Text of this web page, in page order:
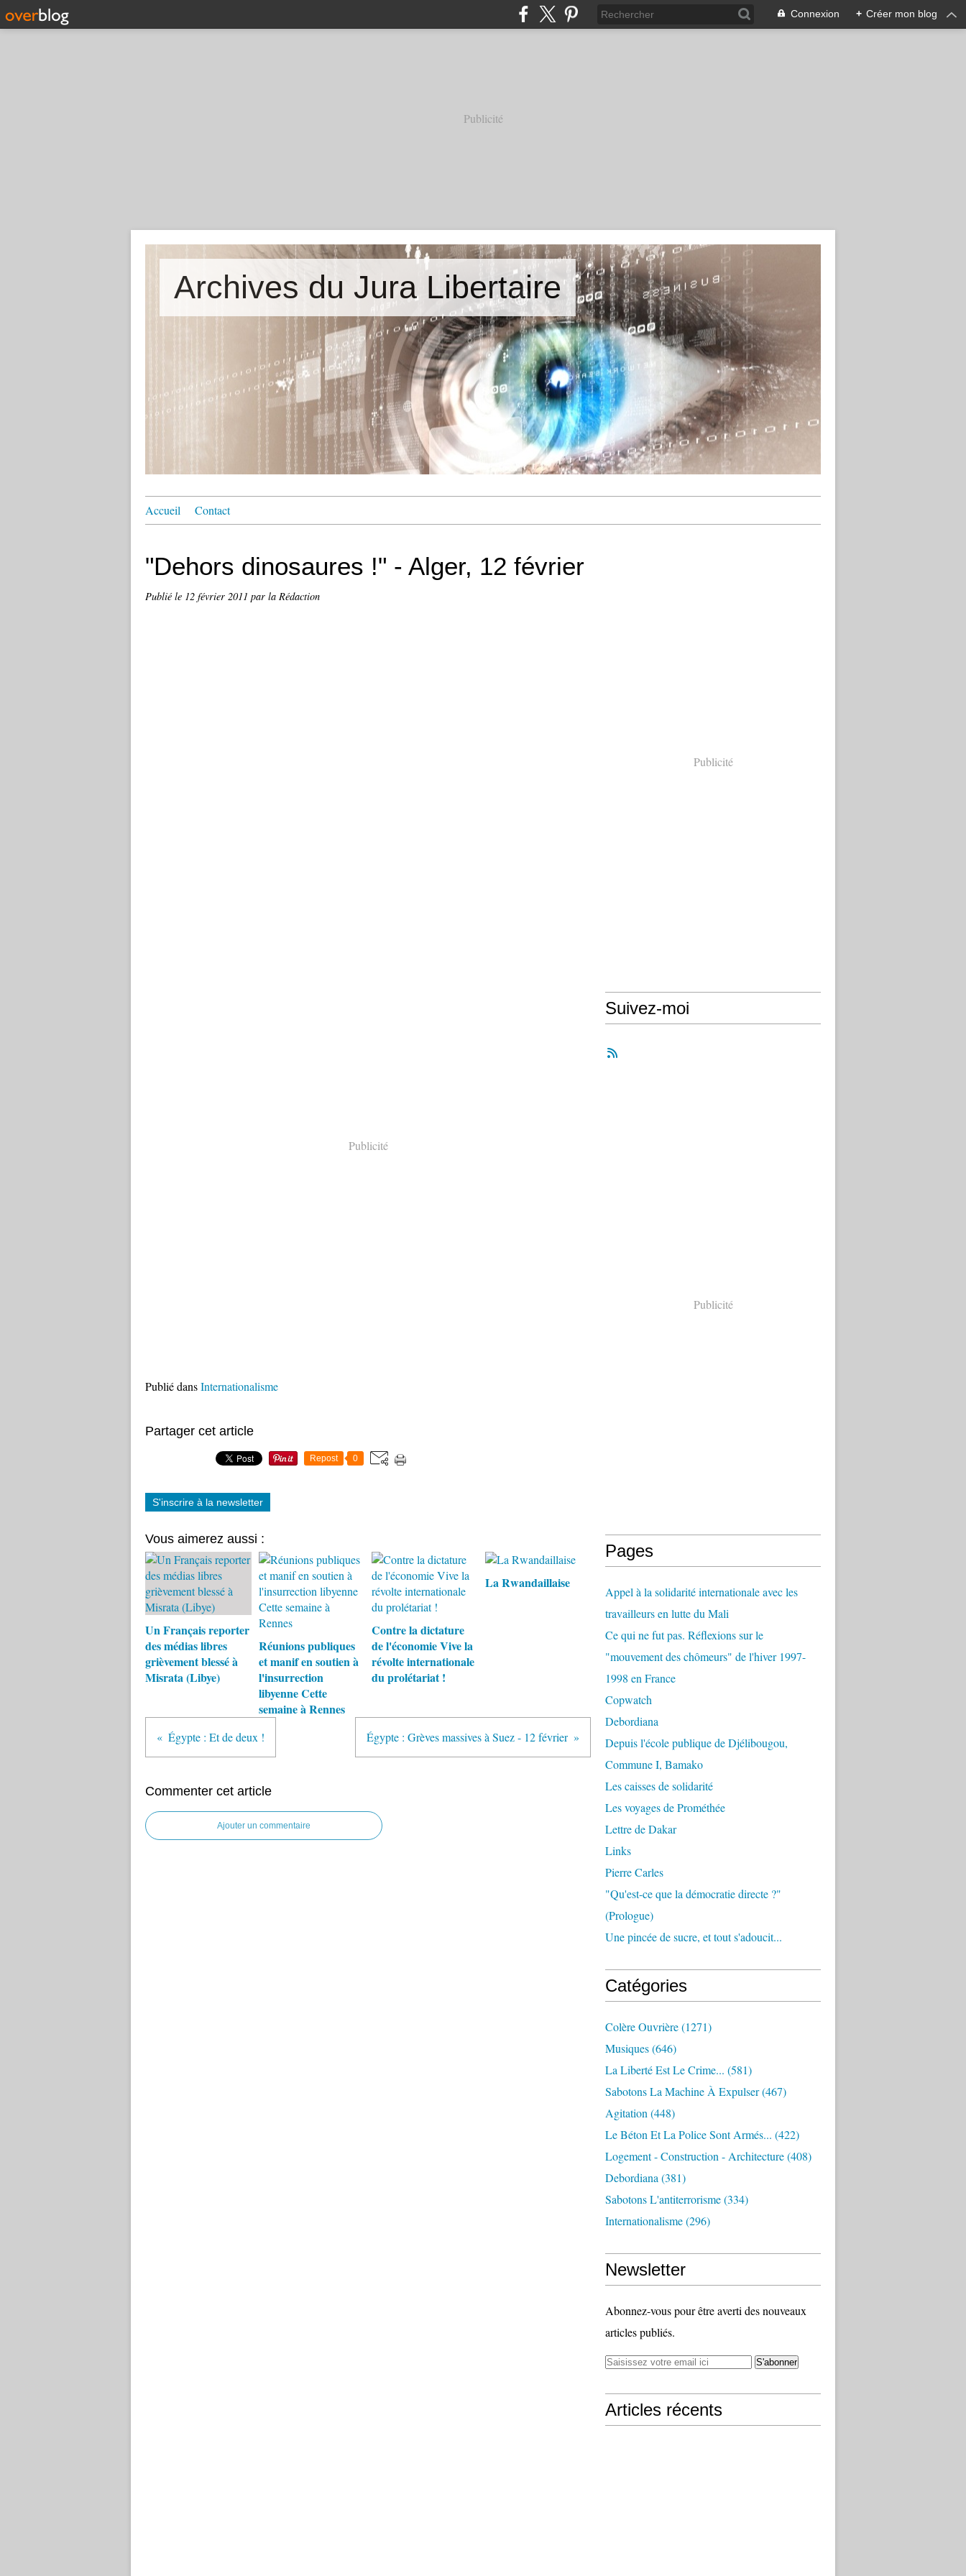
Connexion + Créer mon blog
Publicité
Archives du Jura Libertaire
Accueil Contact
"Dehors dinosaures !" - Alger, 12 février
Publié le 12 février 2011 par la Rédaction
Publicité
Publié dansInternationalisme
Partager cet article
Repost 0
S'inscrire à la newsletter
Vous aimerez aussi :
Un Français reporter
des médias libres
grièvement blessé à
Misrata (Libye)
Réunions publiques
et manif en soutien à
l'insurrection
libyenne Cette
semaine à Rennes
Contre la dictature
de l'économie Vive la
révolte internationale
du prolétariat !
La Rwandaillaise
Égypte : Et de deux ! Égypte : Grèves massives à Suez - 12 février
Commenter cet article
Ajouter un commentaire
Publicité
Suivez-moi
Publicité
Pages
Appel à la solidarité internationale avec les
travailleurs en lutte du Mali
Ce qui ne fut pas. Réflexions sur le
"mouvement des chômeurs" de l'hiver 1997-
1998 en France
Copwatch
Debordiana
Depuis l'école publique de Djélibougou,
Commune I, Bamako
Les caisses de solidarité
Les voyages de Prométhée
Lettre de Dakar
Links
Pierre Carles
"Qu'est-ce que la démocratie directe ?"
(Prologue)
Une pincée de sucre, et tout s'adoucit...
Catégories
Colère Ouvrière(1271)
Musiques(646)
La Liberté Est Le Crime... (581)
Sabotons La Machine À Expulser(467)
Agitation (448)
Le Béton Et La Police Sont Armés... (422)
Logement - Construction - Architecture(408)
Debordiana (381)
Sabotons L'antiterrorisme(334)
Internationalisme(296)
Newsletter
Abonnez-vous pour être averti des nouveaux
articles publiés.
Articles récents